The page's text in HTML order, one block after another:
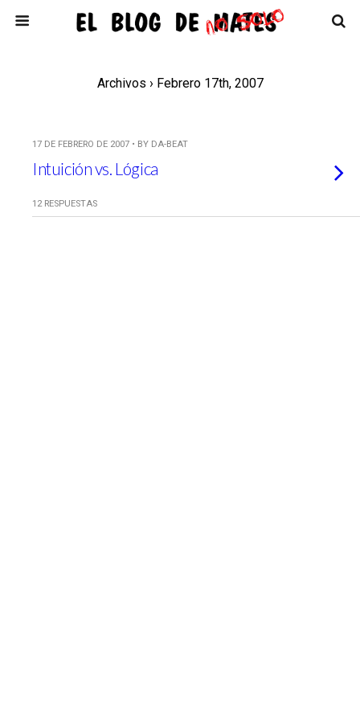
Archivos › Febrero 17th, 2007
17 DE FEBRERO DE 2007 • BY DA-BEAT
Intuición vs. Lógica
12 RESPUESTAS